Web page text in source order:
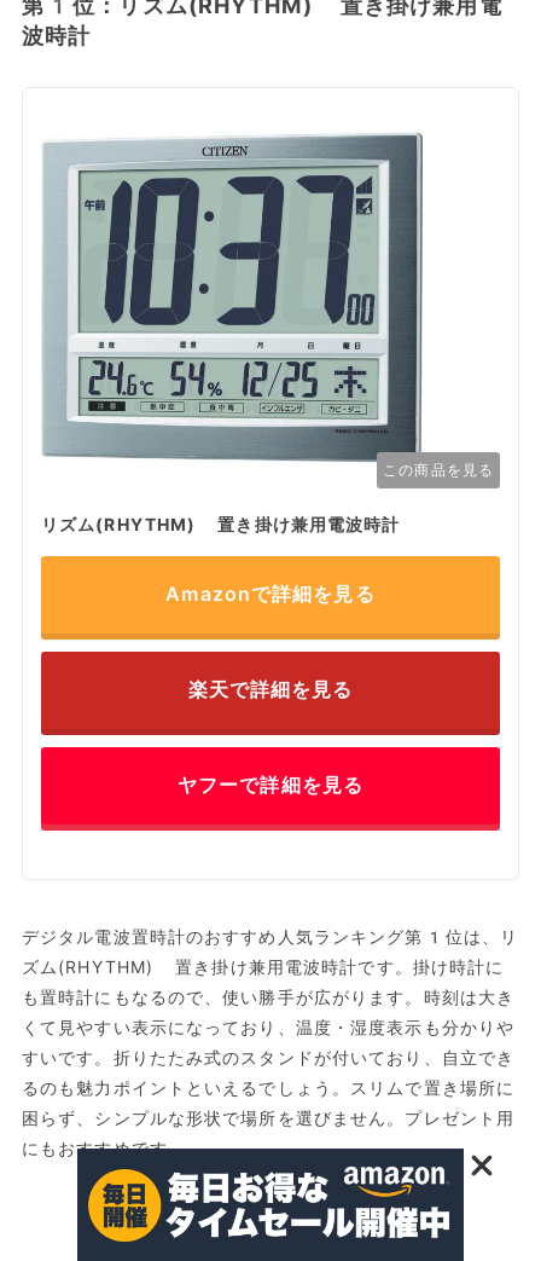
波時計
この商品を見る
リズム(RHYTHM) 置き掛け兼用電波時計
Amazonで詳細を見る
楽天で詳細を見る
ヤフーで詳細を見る
デジタル電波置時計のおすすめ人気ランキング第1位は、リ
ズム(RHYTHM) 置き掛け兼用電波時計です。掛け時計に
も置時計にもなるので、使い勝手が広がります。時刻は大き
くて見やすい表示になっており、温度・湿度表示も分かりや
すいです。折りたたみ式のスタンドが付いており、自立でき
るのも魅力ポイントといえるでしょう。スリムで置き場所に
困らず、シンプルな形状で場所を選びません。プレゼント用
にもおすすめです。
1 2